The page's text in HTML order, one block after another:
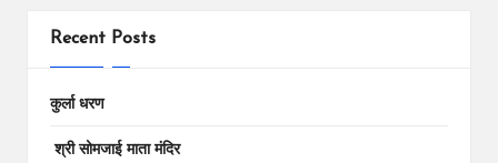
Recent Posts
कुर्ला धरण
श्री सोमजाई माता मंदिर